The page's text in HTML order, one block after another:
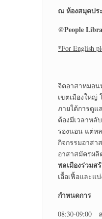
ณ ห้องสมุดปร
@People
*For English
จิตอาสาหมอน
เขตเมืองใหญ่
ภายใต้การดูแ
ต้องมีเวลาหลั
รองนอน แต่ห
กิจกรรมอาสา
อาสาสมัครผลิ
พลเมืองร่วมส
เอื้อเฟื้อและแ
กำหนดการ
08:30-09:00